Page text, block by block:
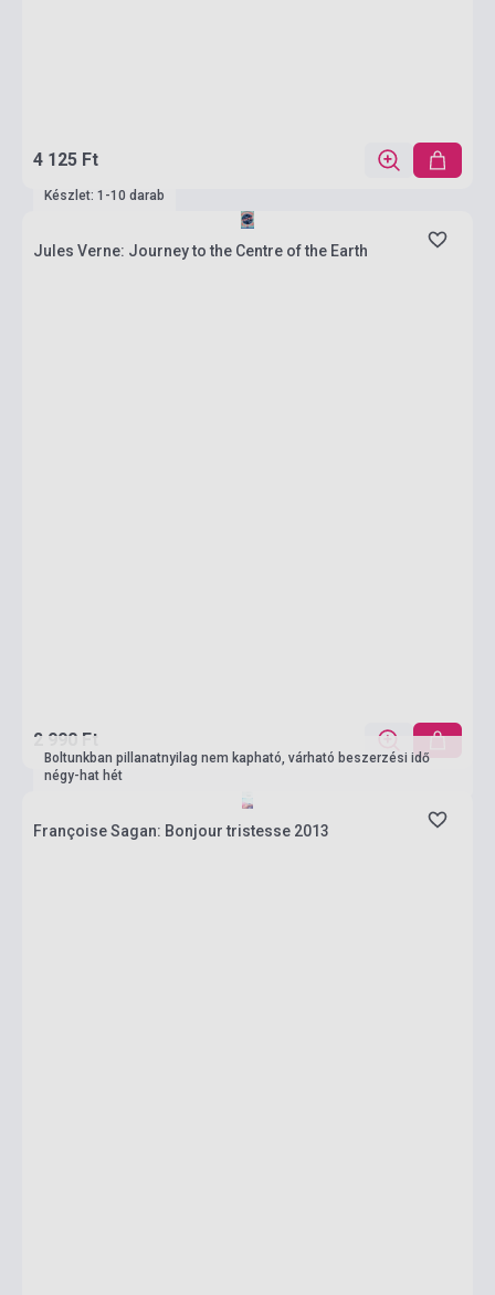
4 125 Ft
Készlet: 1-10 darab
Jules Verne: Journey to the Centre of the Earth
2 990 Ft
Boltunkban pillanatnyilag nem kapható, várható beszerzési idő
négy-hat hét
Françoise Sagan: Bonjour tristesse 2013